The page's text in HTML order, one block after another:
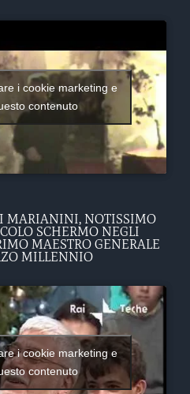
i cookie marketing e
contenuto
MARIANINI, NOTISSIMO
SCHERMO NEGLI
MAESTRO GENERALE
MILLENNIO
i cookie marketing e
contenuto